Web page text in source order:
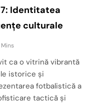
Identitatea
culturale
Mins
ca o vitrină vibrantă
istorice și
fotbalistică a
tactică și